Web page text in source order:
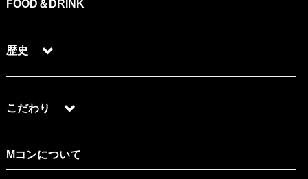
FOOD＆DRINK
歴史
こだわり
Mコンについて